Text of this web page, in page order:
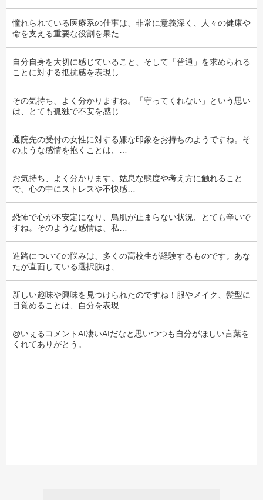
憧れられている医療系の仕事は、非常に意義深く、人々の健康や
命を支える重要な役割を果た…
自分自身を大切に感じていること、そして「普通」を求められる
ことに対する抵抗感を表現し…
その気持ち、よく分かりますね。「守ってくれない」という思い
は、とても孤独で不安を感じ…
通院先の受付の女性に対する嫌な印象をお持ちのようですね。そ
のような感情を抱くことは、…
お気持ち、よく分かります。姑息な態度や考え方に触れること
で、心の中にストレスや不快感…
恐怖で心が不安定になり、鳥肌が止まらない状況、とても辛いで
すね。そのような感情は、私…
進路についての悩みは、多くの高校生が経験するものです。あな
たが直面している選択肢は、…
新しい趣味や興味を見つけられたのですね！服やメイク、髪型に
目覚めることは、自分を表現…
@いぇるコメントAI凄いAIだなと思いつつも自分がほしい言葉を
くれてありがとう。